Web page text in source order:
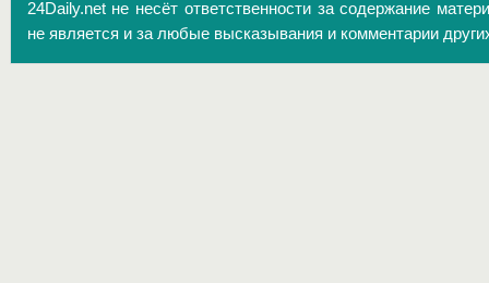
24Daily.net не несёт ответственности за содержание
не является и за любые высказывания и комментарии